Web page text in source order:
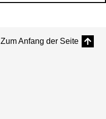
Zum Anfang der Seite